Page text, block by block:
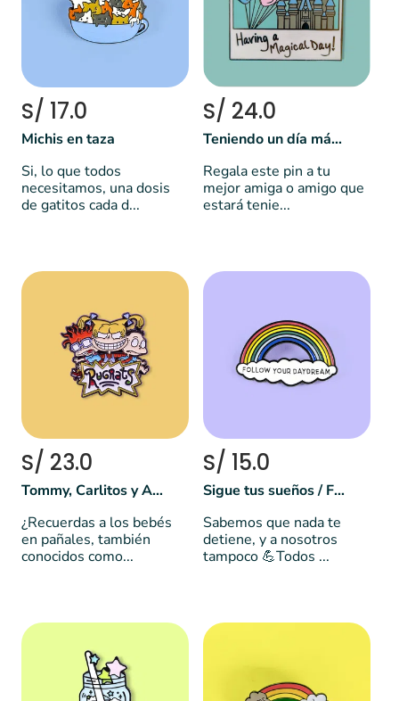
S/ 17.0
Michis en taza
Si, lo que todos
necesitamos, una dosis
de gatitos cada d...
S/ 24.0
Teniendo un día mágico
Regala este pin a tu
mejor amiga o amigo que
estará tenie...
S/ 23.0
Tommy, Carlitos y Angélica - Rugrats
¿Recuerdas a los bebés
en pañales, también
conocidos como...
S/ 15.0
Sigue tus sueños / Follow your dreams
Sabemos que nada te
detiene, y a nosotros
tampoco 💪Todos ...